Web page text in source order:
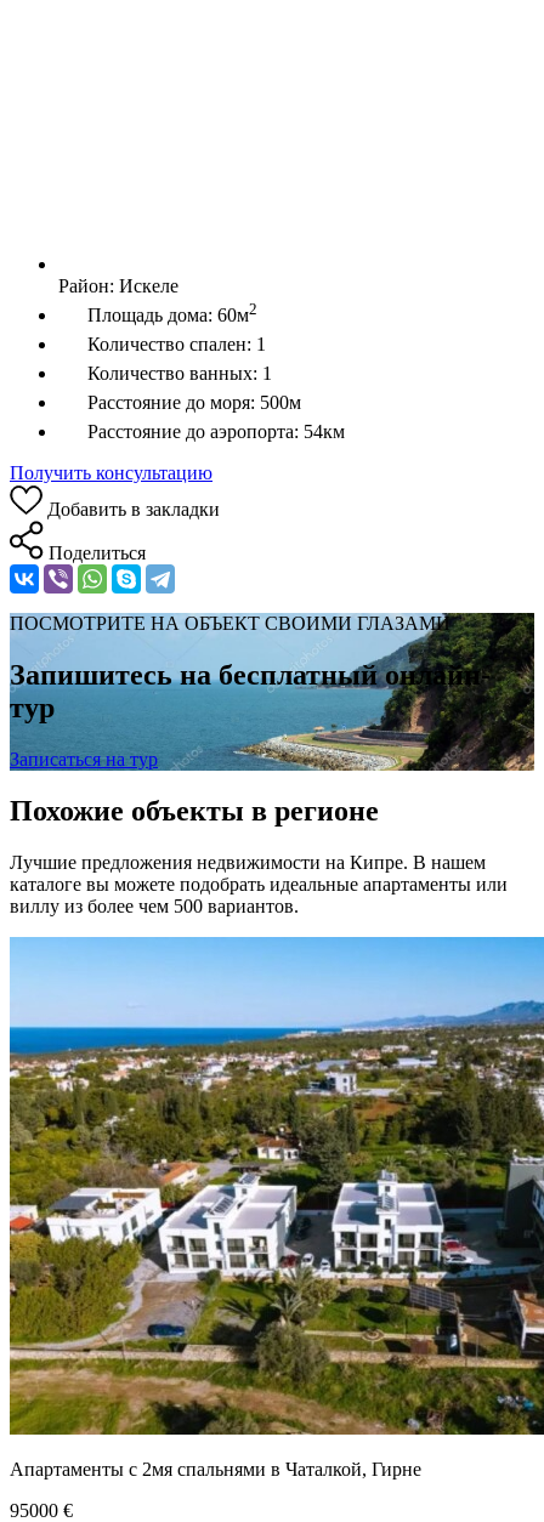
Район: Искеле
Площадь дома: 60м2
Количество спален: 1
Количество ванных: 1
Расстояние до моря: 500м
Расстояние до аэропорта: 54км
Получить консультацию
Добавить в закладки
Поделиться
ПОСМОТРИТЕ НА ОБЪЕКТ СВОИМИ ГЛАЗАМИ
Запишитесь на бесплатный онлайн-
тур
Записаться на тур
Похожие объекты в регионе
Лучшие предложения недвижимости на Кипре. В нашем
каталоге вы можете подобрать идеальные апартаменты или
виллу из более чем 500 вариантов.
Апартаменты с 2мя спальнями в Чаталкой, Гирне
95000 €